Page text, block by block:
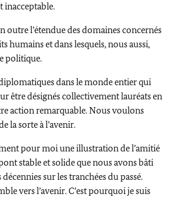
inacceptable.
outre l’étendue des domaines concernés
humains et dans lesquels, nous aussi,
politique.
dans le monde entier qui
être désignés collectivement lauréats en
action remarquable. Nous voulons
la sorte à l’avenir.
pour moi une illustration de l’amitié
stable et solide que nous avons bâti
sur les tranchées du passé.
vers l’avenir. C’est pourquoi je suis